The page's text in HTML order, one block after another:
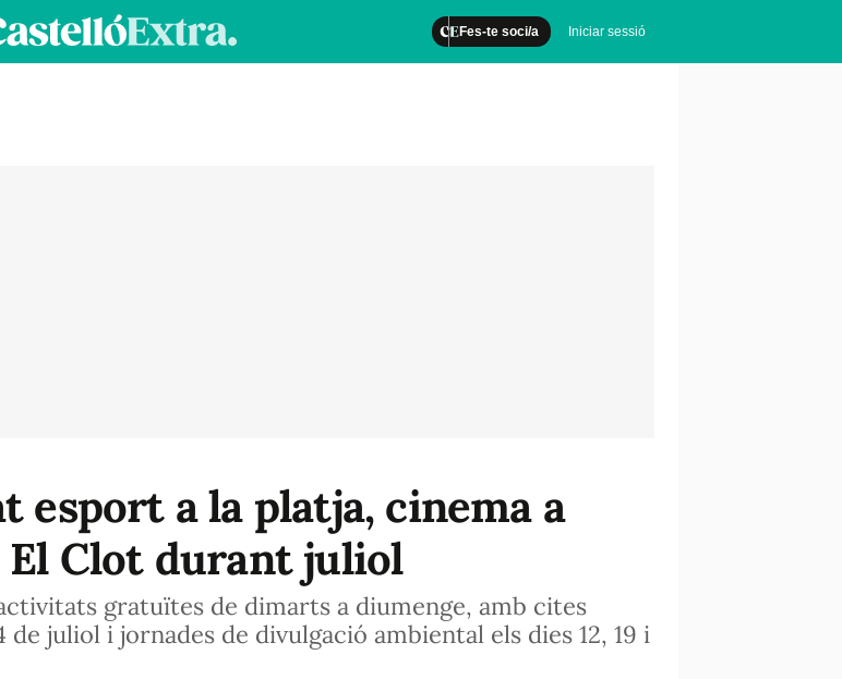
Fes-te soci/a Iniciar sessió
esport a la platja, cinema a
Clot durant juliol
gratuïtes de dimarts a diumenge, amb cites
juliol i jornades de divulgació ambiental els dies 12, 19 i